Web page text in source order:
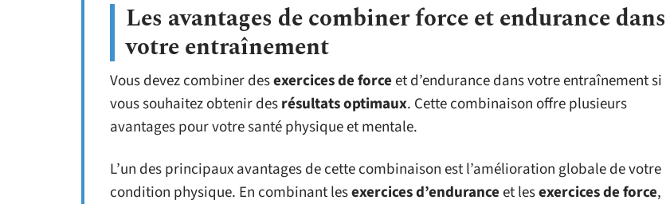
Les avantages de combiner force et endurance dans
votre entraînement
Vous devez combiner desexercices de forceet d’endurance dans votre entraînement si
vous souhaitez obtenir desrésultats optimaux. Cette combinaison offre plusieurs
avantages pour votre santé physique et mentale.
L’un des principaux avantages de cette combinaison est l’amélioration globale de votre
condition physique. En combinant lesexercices d’enduranceet lesexercices de force,